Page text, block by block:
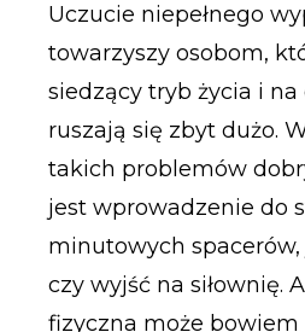
Uczucie niepełnego
towarzyszy osobom,
siedzący tryb życia i
ruszają się zbyt dużo.
takich problemów
jest wprowadzenie do
minutowych
czy wyjść na siłownię.
fizyczna może